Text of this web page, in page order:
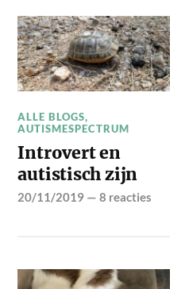
ALLE BLOGS,
AUTISMESPECTRUM
Introvert en
autistisch zijn
20/11/2019 —8 reacties